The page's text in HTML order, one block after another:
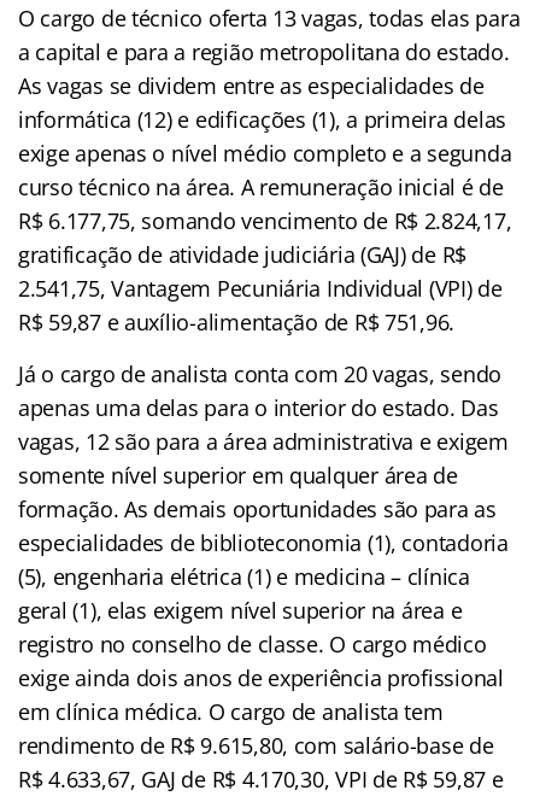
O cargo de técnico oferta 13 vagas, todas elas para
a capital e para a região metropolitana do estado.
As vagas se dividem entre as especialidades de
informática (12) e edificações (1), a primeira delas
exige apenas o nível médio completo e a segunda
curso técnico na área. A remuneração inicial é de
R$ 6.177,75, somando vencimento de R$ 2.824,17,
gratificação de atividade judiciária (GAJ) de R$
2.541,75, Vantagem Pecuniária Individual (VPI) de
R$ 59,87 e auxílio-alimentação de R$ 751,96.
Já o cargo de analista conta com 20 vagas, sendo
apenas uma delas para o interior do estado. Das
vagas, 12 são para a área administrativa e exigem
somente nível superior em qualquer área de
formação. As demais oportunidades são para as
especialidades de biblioteconomia (1), contadoria
(5), engenharia elétrica (1) e medicina – clínica
geral (1), elas exigem nível superior na área e
registro no conselho de classe. O cargo médico
exige ainda dois anos de experiência profissional
em clínica médica. O cargo de analista tem
rendimento de R$ 9.615,80, com salário-base de
R$ 4.633,67, GAJ de R$ 4.170,30, VPI de R$ 59,87 e